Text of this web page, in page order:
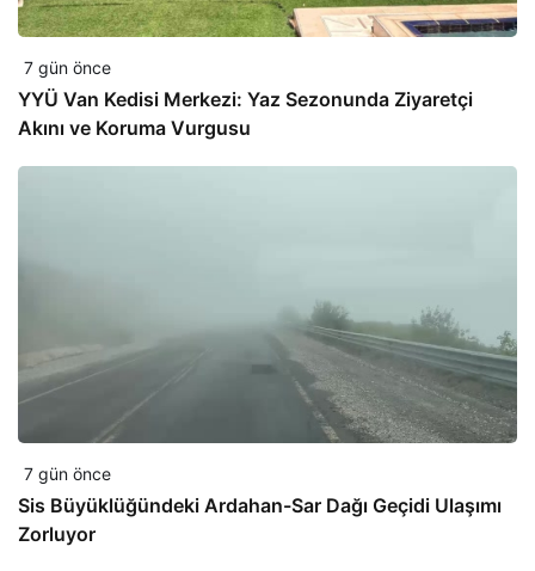
7 gün önce
YYÜ Van Kedisi Merkezi: Yaz Sezonunda Ziyaretçi
Akını ve Koruma Vurgusu
7 gün önce
Sis Büyüklüğündeki Ardahan-Sar Dağı Geçidi Ulaşımı
Zorluyor